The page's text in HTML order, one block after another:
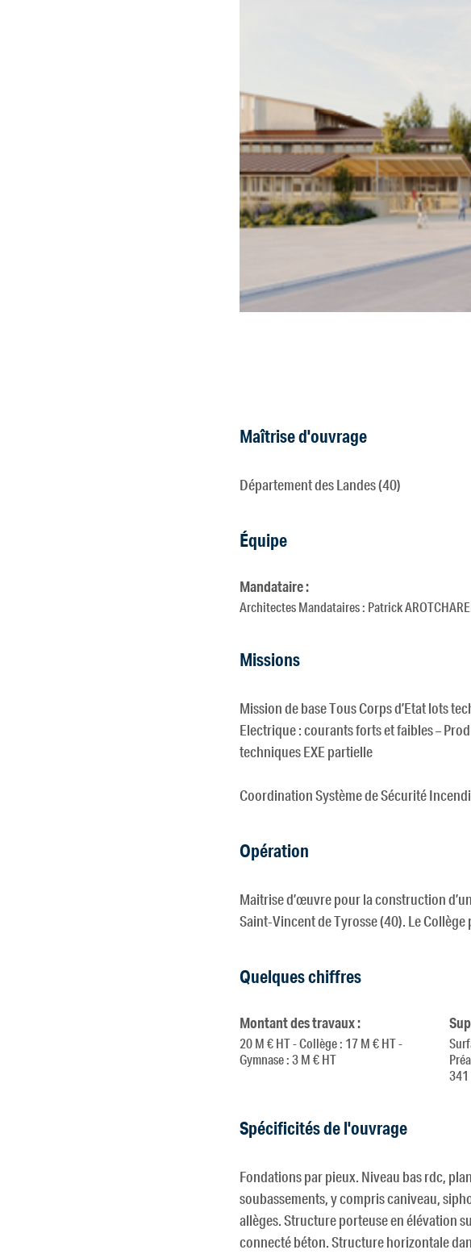
Maîtrise d'ouvrage
Département des Landes (40)
Équipe
Mandataire :
Architectes Mandataires : Patrick
Missions
Mission de base Tous Corps d’Etat lots
Electrique : courants forts et faibles –
techniques EXE partielle
Coordination Système de Sécurité
Opération
Maitrise d’œuvre pour la construction
Saint-Vincent de Tyrosse (40). Le
Quelques chiffres
Montant des travaux :
20 M € HT - Collège : 17 M € HT -
Gymnase : 3 M € HT
341
Spécificités de l'ouvrage
Fondations par pieux. Niveau bas rdc,
soubassements, y compris caniveau,
allèges. Structure porteuse en élévation
connecté béton. Structure horizontale